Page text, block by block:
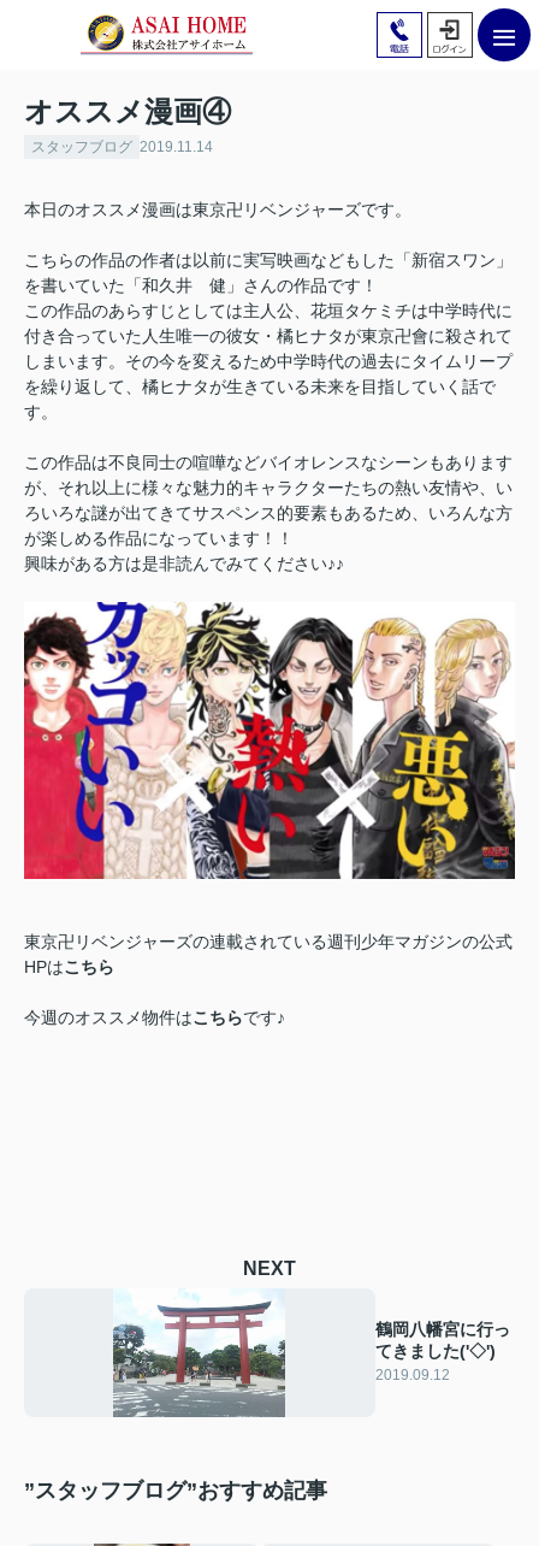
オススメ漫画④
スタッフブログ 2019.11.14
本日のオススメ漫画は東京卍リベンジャーズです。
こちらの作品の作者は以前に実写映画などもした「新宿スワン」
を書いていた「和久井 健」さんの作品です！
この作品のあらすじとしては主人公、花垣タケミチは中学時代に
付き合っていた人生唯一の彼女・橘ヒナタが東京卍會に殺されて
しまいます。その今を変えるため中学時代の過去にタイムリープ
を繰り返して、橘ヒナタが生きている未来を目指していく話で
す。
この作品は不良同士の喧嘩などバイオレンスなシーンもあります
が、それ以上に様々な魅力的キャラクターたちの熱い友情や、い
ろいろな謎が出てきてサスペンス的要素もあるため、いろんな方
が楽しめる作品になっています！！
興味がある方は是非読んでみてください♪♪
東京卍リベンジャーズの連載されている週刊少年マガジンの公式
HPはこちら
今週のオススメ物件はこちらです♪
NEXT
鶴岡八幡宮に行っ
てきました('◇')ゞ
2019.09.12
”スタッフブログ”おすすめ記事